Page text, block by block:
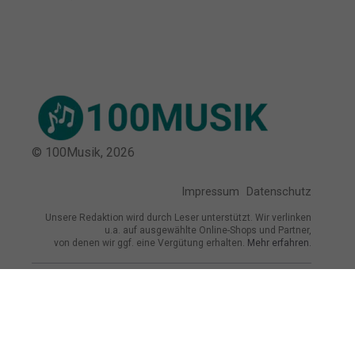
© 100Musik, 2026
Impressum Datenschutz
Unsere Redaktion wird durch Leser unterstützt. Wir verlinken
u.a. auf ausgewählte Online-Shops und Partner,
von denen wir ggf. eine Vergütung erhalten. Mehr erfahren.